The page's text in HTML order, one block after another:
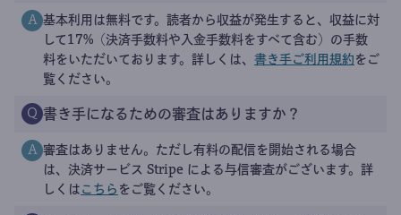
A 基本利用は無料です。読者から収益が発生すると、収益に対
して17%（決済手数料や入金手数料をすべて含む）の手数
料をいただいております。詳しくは、 書き手ご利用規約 をご
覧ください。
Q 書き手になるための審査はありますか？
A 審査はありません。ただし有料の配信を開始される場合
は、決済サービス Stripe による与信審査がございます。詳
しくは こちら をご覧ください。